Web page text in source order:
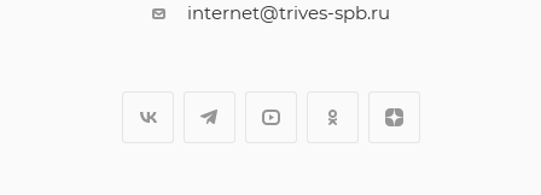
internet@trives-spb.ru